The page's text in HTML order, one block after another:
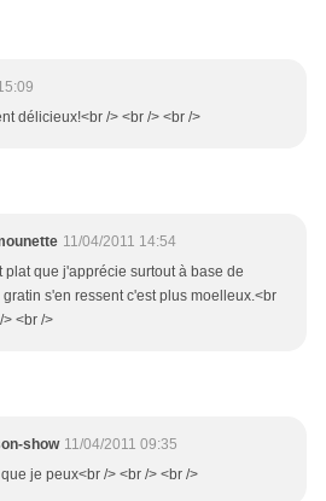
délicieux!<br /> <br /> <br />
11/04/2011 14:54
plat que j'apprécie surtout à base de
s'en ressent c'est plus moelleux.<br
<br />
show 11/04/2011 09:35
je peux<br /> <br /> <br />